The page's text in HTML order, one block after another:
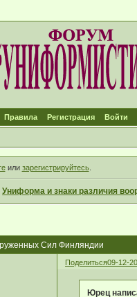
Правила Регистрация Войти
или зарегистрируйтесь.
Униформа и знаки различия
Сил Финляндии
Поделиться09-12-
Юрец